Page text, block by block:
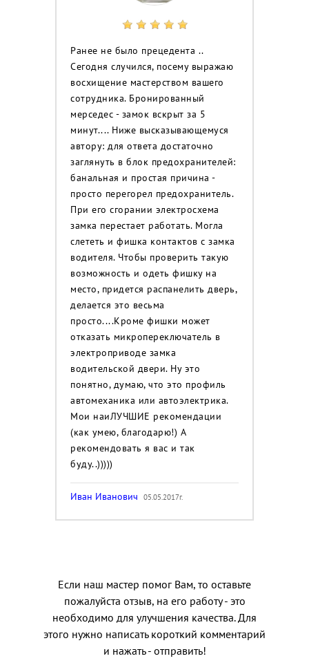
Ранее не было прецедента ..
Сегодня случился, посему выражаю
восхищение мастерством вашего
сотрудника. Бронированный
мерседес - замок вскрыт за 5
минут.... Ниже высказывающемуся
автору: для ответа достаточно
заглянуть в блок предохранителей:
банальная и простая причина -
просто перегорел предохранитель.
При его сгорании электросхема
замка перестает работать. Могла
слететь и фишка контактов с замка
водителя. Чтобы проверить такую
возможность и одеть фишку на
место, придется распанелить дверь,
делается это весьма
просто....Кроме фишки может
отказать микропереключатель в
электроприводе замка
водительской двери. Ну это
понятно, думаю, что это профиль
автомеханика или автоэлектрика.
Мои наиЛУЧШИЕ рекомендации
(как умею, благодарю!) А
рекомендовать я вас и так
буду..)))))
Иван Иванович 05.05.2017г.
Если наш мастер помог Вам, то оставьте
пожалуйста отзыв, на его работу - это
необходимо для улучшения качества. Для
этого нужно написать короткий комментарий
и нажать - отправить!